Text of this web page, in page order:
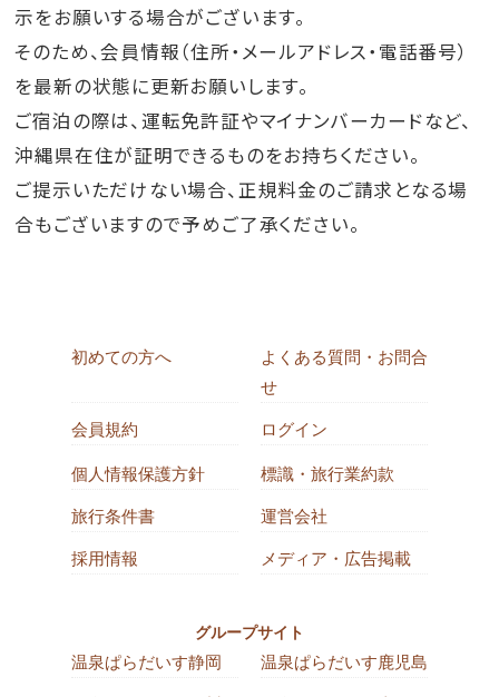
示をお願いする場合がございます。
そのため、会員情報（住所・メールアドレス・電話番号）
を最新の状態に更新お願いします。
ご宿泊の際は、運転免許証やマイナンバーカードなど、
沖縄県在住が証明できるものをお持ちください。
ご提示いただけない場合、正規料金のご請求となる場
合もございますので予めご了承ください。
初めての方へ
よくある質問・お問合
せ
会員規約 ログイン
個人情報保護方針 標識・旅行業約款
旅行条件書 運営会社
採用情報 メディア・広告掲載
グループサイト
温泉ぱらだいす静岡 温泉ぱらだいす鹿児島